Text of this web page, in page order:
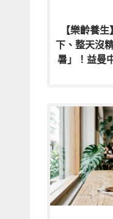
【樂齡養
下、整天沒
暑」！益曼